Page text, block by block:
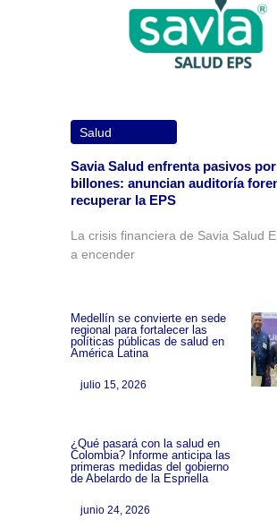
Salud
Savia Salud enfrenta pasivos por
billones: anuncian auditoría
recuperar la EPS
La crisis financiera de Savia Salud
a encender
Medellín se convierte en sede
regional para fortalecer las
políticas públicas de salud en
América Latina
julio 15, 2026
¿Qué pasará con la salud en
Colombia? Informe anticipa las
primeras medidas del gobierno
de Abelardo de la Espriella
junio 24, 2026